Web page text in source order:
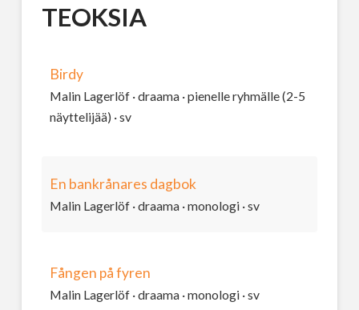
TEOKSIA
Birdy
Malin Lagerlöf · draama · pienelle ryhmälle (2-5
näyttelijää) · sv
En bankrånares dagbok
Malin Lagerlöf · draama · monologi · sv
Fången på fyren
Malin Lagerlöf · draama · monologi · sv